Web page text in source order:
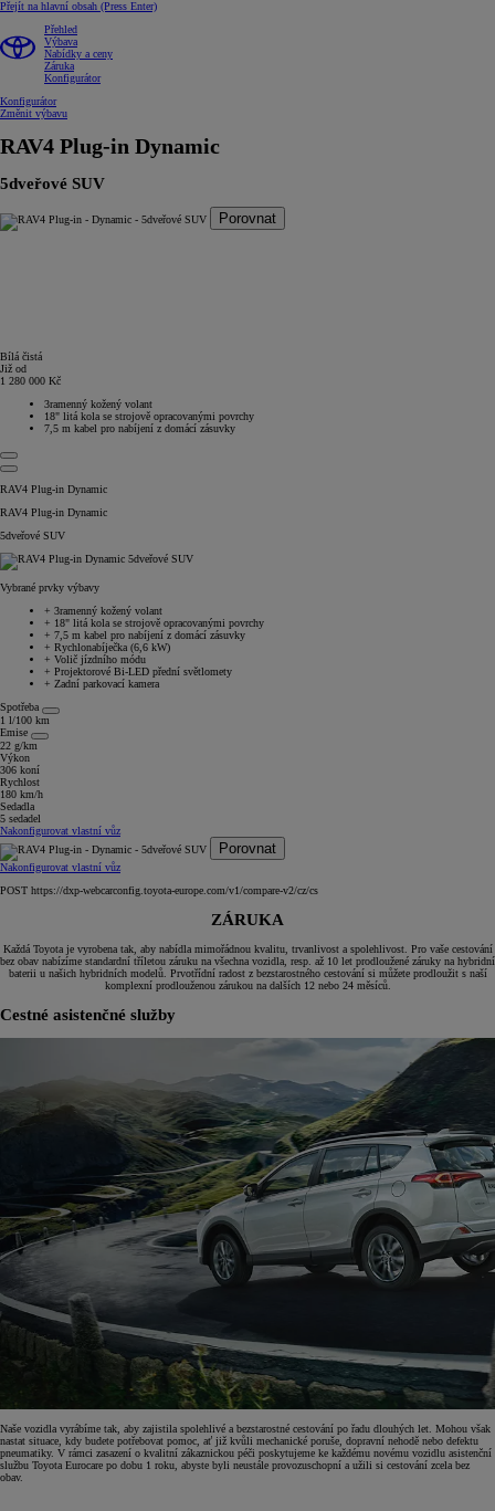
Přejít na hlavní obsah (Press Enter)
Přehled
Výbava
Nabídky a ceny
Záruka
Konfigurátor
Konfigurátor
Změnit výbavu
RAV4 Plug-in Dynamic
5dveřové SUV
Porovnat
Bílá čistá
Již od
1 280 000 Kč
3ramenný kožený volant
18" litá kola se strojově opracovanými povrchy
7,5 m kabel pro nabíjení z domácí zásuvky
RAV4 Plug-in Dynamic
RAV4 Plug-in Dynamic
5dveřové SUV
Vybrané prvky výbavy
+ 3ramenný kožený volant
+ 18" litá kola se strojově opracovanými povrchy
+ 7,5 m kabel pro nabíjení z domácí zásuvky
+ Rychlonabíječka (6,6 kW)
+ Volič jízdního módu
+ Projektorové Bi-LED přední světlomety
+ Zadní parkovací kamera
Spotřeba
1 l/100 km
Emise
22 g/km
Výkon
306 koní
Rychlost
180 km/h
Sedadla
5 sedadel
Nakonfigurovat vlastní vůz
Porovnat
Nakonfigurovat vlastní vůz
POST https://dxp-webcarconfig.toyota-europe.com/v1/compare-v2/cz/cs
ZÁRUKA
Každá Toyota je vyrobena tak, aby nabídla mimořádnou kvalitu, trvanlivost a spolehlivost. Pro vaše cestování
bez obav nabízíme standardní tříletou záruku na všechna vozidla, resp. až 10 let prodloužené záruky na hybridní
baterii u našich hybridních modelů. Prvotřídní radost z bezstarostného cestování si můžete prodloužit s naší
komplexní prodlouženou zárukou na dalších 12 nebo 24 měsíců.
Cestné asistenčné služby
Naše vozidla vyrábíme tak, aby zajistila spolehlivé a bezstarostné cestování po řadu dlouhých let. Mohou však
nastat situace, kdy budete potřebovat pomoc, ať již kvůli mechanické poruše, dopravní nehodě nebo defektu
pneumatiky. V rámci zasazení o kvalitní zákaznickou péči poskytujeme ke každému novému vozidlu asistenční
službu Toyota Eurocare po dobu 1 roku, abyste byli neustále provozuschopní a užili si cestování zcela bez
obav.